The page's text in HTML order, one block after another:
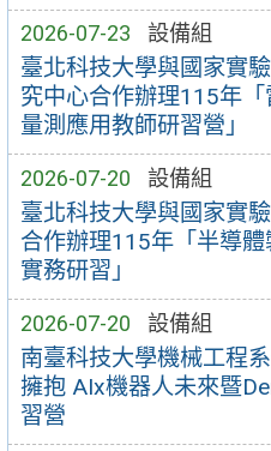
2026-07-23 設備組
臺北科技大學與國家實
究中心合作辦理115年
量測應用教師研習營」
2026-07-20 設備組
臺北科技大學與國家實
合作辦理115年「半導
實務研習」
2026-07-20 設備組
南臺科技大學機械工程
擁抱 AIx機器人未來暨
習營